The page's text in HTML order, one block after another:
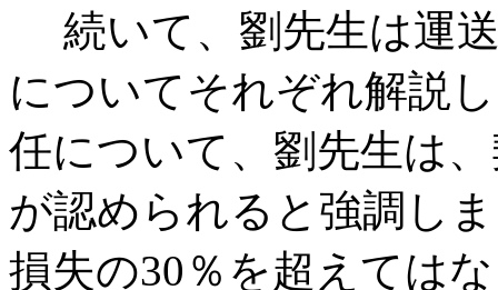
続いて、劉先生は運
についてそれぞれ解説
任について、劉先生は
が認められると強調し
損失の30％を超えては